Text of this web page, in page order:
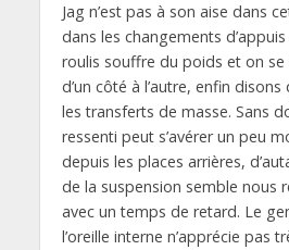
Jag n’est pas à son aise dans
dans les changements
roulis souffre du poids et on
d’un côté à l’autre, enfin disons
les transferts de masse. Sans
ressenti peut s’avérer un peu
depuis les places arrières,
de la suspension semble nous
avec un temps de retard. Le
l’oreille interne n’apprécie pas